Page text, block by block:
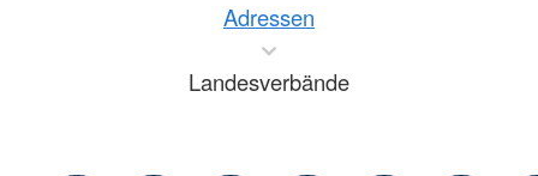
Adressen
Landesverbände